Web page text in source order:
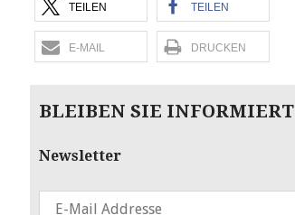
TEILEN TEILEN
E-MAIL DRUCKEN
BLEIBEN SIE INFORMIERT
Newsletter